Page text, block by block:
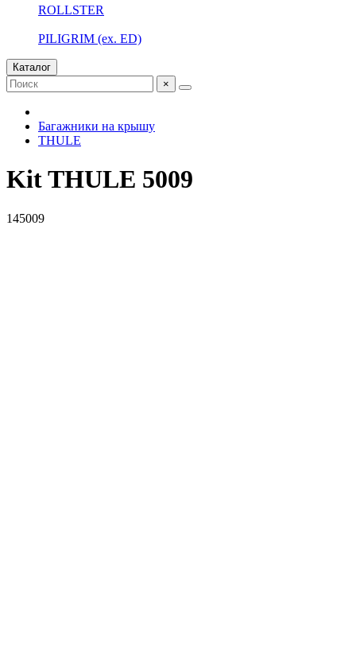
ROLLSTER
PILIGRIM (ex. ED)
Каталог
×
Багажники на крышу
THULE
Kit THULE 5009
145009